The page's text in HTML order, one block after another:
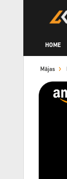
HOME
Mājas